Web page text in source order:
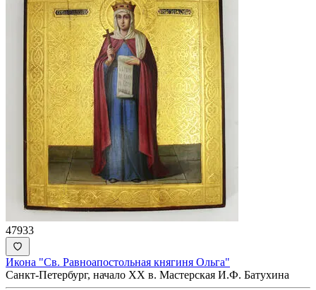
47933
Икона "Св. Равноапостольная княгиня Ольга"
Санкт-Петербург, начало XX в. Мастерская И.Ф. Батухина